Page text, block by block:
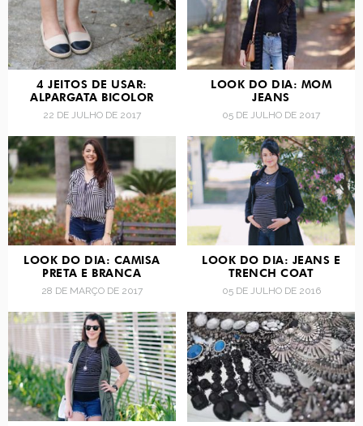
4 JEITOS DE USAR:
ALPARGATA BICOLOR
22 DE JULHO DE 2017
LOOK DO DIA: MOM
JEANS
05 DE JULHO DE 2017
LOOK DO DIA: CAMISA
PRETA E BRANCA
28 DE MARÇO DE 2017
LOOK DO DIA: JEANS E
TRENCH COAT
05 DE JULHO DE 2016